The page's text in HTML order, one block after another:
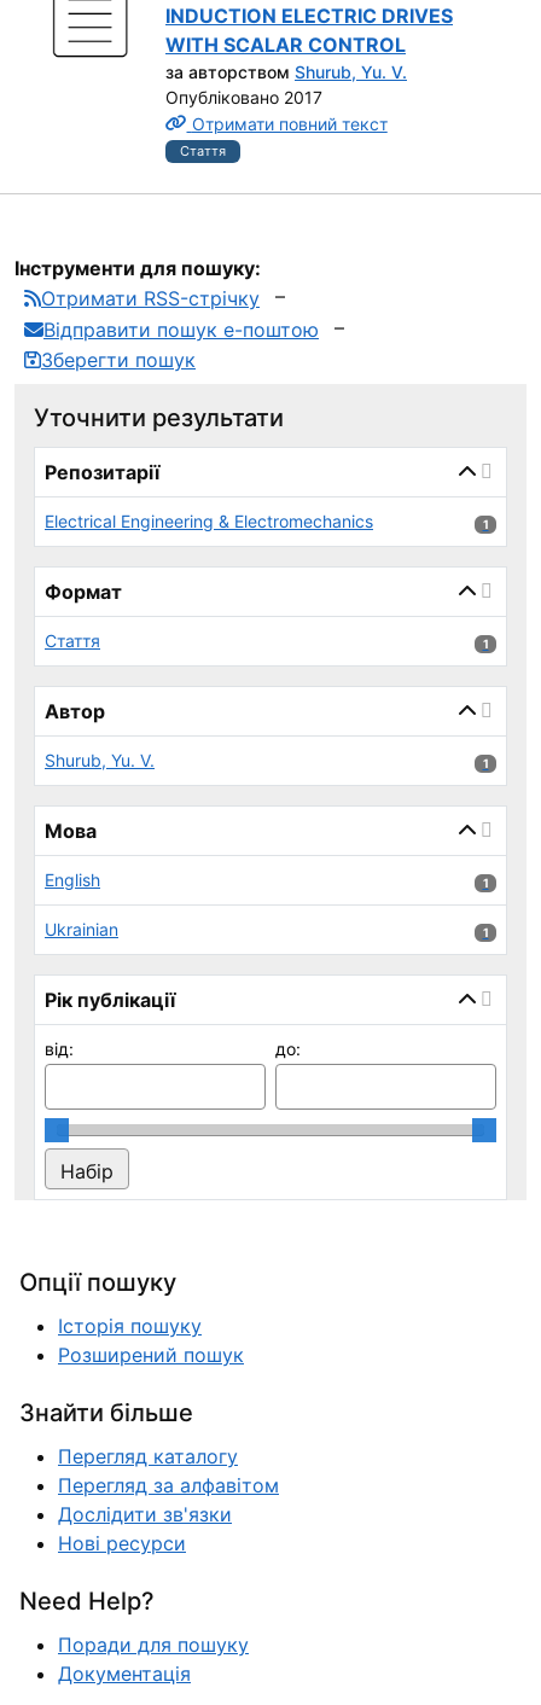
INDUCTION ELECTRIC DRIVES
WITH SCALAR CONTROL
за авторством Shurub, Yu. V.
Опубліковано 2017
Отримати повний текст
Стаття
Інструменти для пошуку:
Отримати RSS-стрічку
Відправити пошук е-поштою
Зберегти пошук
Уточнити результати
Репозитарії
Electrical Engineering & Electromechanics 1
1
Формат
Стаття 1
1
Автор
Shurub, Yu. V. 1
1
Мова
English 1
1
Ukrainian 1
1
Рік публікації
від: до:
Опції пошуку
Історія пошуку
Розширений пошук
Знайти більше
Перегляд каталогу
Перегляд за алфавітом
Дослідити зв'язки
Нові ресурси
Need Help?
Поради для пошуку
Документація